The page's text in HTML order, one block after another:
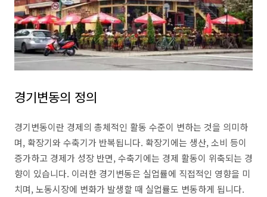
경기변동의 정의
경기변동이란 경제의 총체적인 활동 수준이 변하는 것을 의미하
며, 확장기와 수축기가 반복됩니다. 확장기에는 생산, 소비 등이
증가하고 경제가 성장 반면, 수축기에는 경제 활동이 위축되는 경
향이 있습니다. 이러한 경기변동은 실업률에 직접적인 영향을 미
치며, 노동시장에 변화가 발생할 때 실업률도 변동하게 됩니다.